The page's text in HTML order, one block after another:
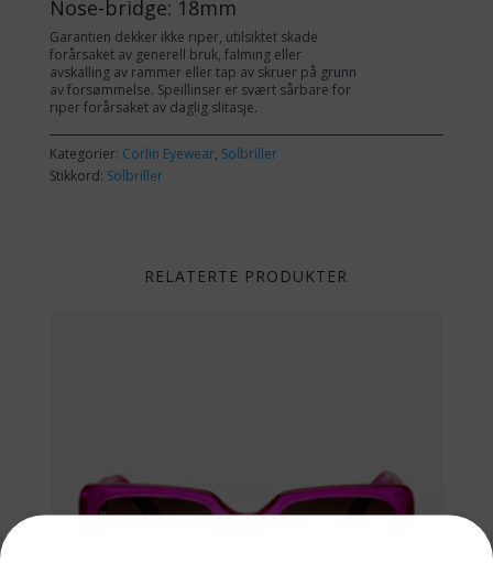
Nose-bridge: 18mm
Garantien dekker ikke riper, utilsiktet skade
forårsaket av generell bruk, falming eller
avskalling av rammer eller tap av skruer på grunn
av forsømmelse. Speillinser er svært sårbare for
riper forårsaket av daglig slitasje.
Kategorier: Corlin Eyewear, Solbriller
Stikkord: Solbriller
RELATERTE PRODUKTER